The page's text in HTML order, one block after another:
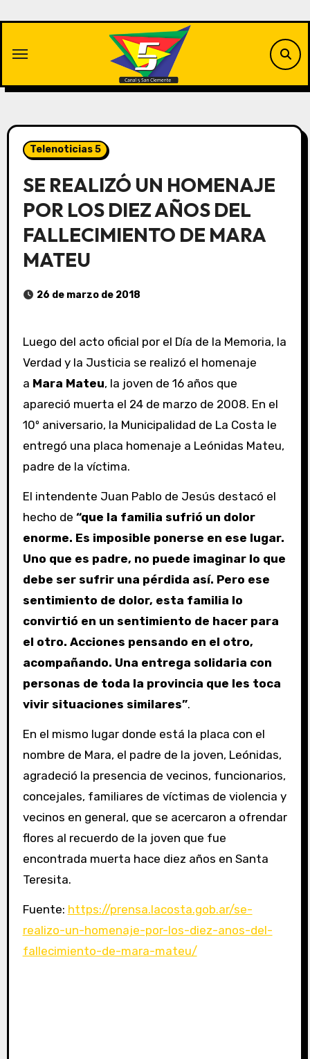
contenido
Telenoticias 5
SE REALIZÓ UN HOMENAJE
POR LOS DIEZ AÑOS DEL
FALLECIMIENTO DE MARA
MATEU
26 de marzo de 2018
Luego del acto oficial por el Día de la Memoria, la
Verdad y la Justicia se realizó el homenaje
a Mara Mateu, la joven de 16 años que
apareció muerta el 24 de marzo de 2008. En el
10º aniversario, la Municipalidad de La Costa le
entregó una placa homenaje a Leónidas Mateu,
padre de la víctima.
El intendente Juan Pablo de Jesús destacó el
hecho de “que la familia sufrió un dolor
enorme. Es imposible ponerse en ese lugar.
Uno que es padre, no puede imaginar lo que
debe ser sufrir una pérdida así. Pero ese
sentimiento de dolor, esta familia lo
convirtió en un sentimiento de hacer para
el otro. Acciones pensando en el otro,
acompañando. Una entrega solidaria con
personas de toda la provincia que les toca
vivir situaciones similares”.
En el mismo lugar donde está la placa con el
nombre de Mara, el padre de la joven, Leónidas,
agradeció la presencia de vecinos, funcionarios,
concejales, familiares de víctimas de violencia y
vecinos en general, que se acercaron a ofrendar
flores al recuerdo de la joven que fue
encontrada muerta hace diez años en Santa
Teresita.
Fuente: https://prensa.lacosta.gob.ar/se-
realizo-un-homenaje-por-los-diez-anos-del-
fallecimiento-de-mara-mateu/